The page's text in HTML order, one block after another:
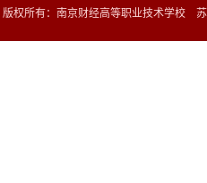
版权所有：南京财经高等职业技术学校